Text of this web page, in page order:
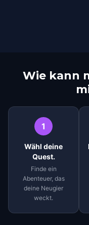
Wie kann
1
Wähl deine
Quest.
Finde ein
Abenteuer, das
deine Neugier
weckt.